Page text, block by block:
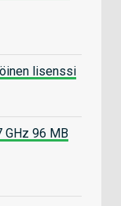
lisenssi
GHz 96 MB